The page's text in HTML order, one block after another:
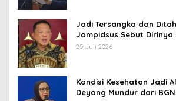
Jadi Tersangka dan
Jampidsus Sebut Dirinya
Kriminalisasi
25 Juli 2026
Kondisi Kesehatan Jadi
Deyang Mundur dari